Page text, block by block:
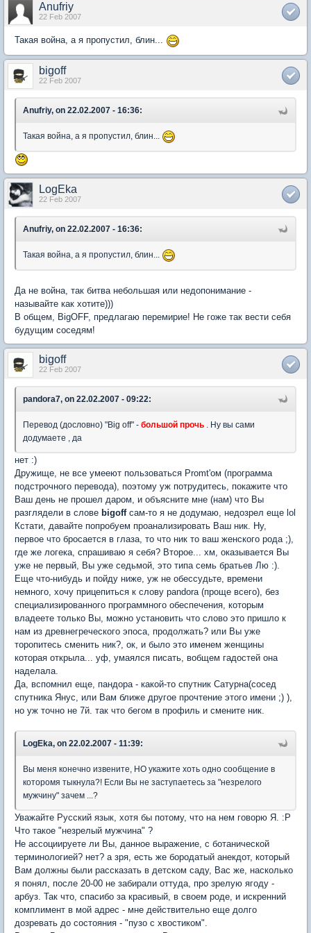
Anufriy
22 Feb 2007
Такая война, а я пропустил, блин...
bigoff
22 Feb 2007
Anufriy, on 22.02.2007 - 16:36:
Такая война, а я пропустил, блин...
LogEka
22 Feb 2007
Anufriy, on 22.02.2007 - 16:36:
Такая война, а я пропустил, блин...
Да не война, так битва небольшая или недопонимание -
называйте как хотите)))
В общем, BigOFF, предлагаю перемирие! Не гоже так вести себя
будущим соседям!
bigoff
22 Feb 2007
pandora7, on 22.02.2007 - 09:22:
Перевод (дословно) "Big off" - большой прочь
. Ну вы сами
додумаете , да
нет :)
Дружище, не все умееют пользоваться Promt'ом (программа
подстрочного перевода), поэтому уж потрудитесь, покажите что
Ваш день не прошел даром, и объясните мне (нам) что Вы
разглядели в слове bigoffсам-то я не додумаю, недозрел еще lol
Кстати, давайте попробуем проанализировать Ваш ник. Ну,
первое что бросается в глаза, то что ник то ваш женского рода ;),
где же логека, спрашиваю я себя? Второе... хм, оказывается Вы
уже не первый, Вы уже седьмой, это типа семь братьев Лю :).
Еще что-нибудь и пойду ниже, уж не обессудьте, времени
немного, хочу прицепиться к слову pandora (проще всего), без
специализированного программного обеспечения, которым
владеете только Вы, можно установить что слово это пришло к
нам из древнегреческого эпоса, продолжать? или Вы уже
торопитесь сменить ник?, ок, и было это именем женщины
которая открыла... уф, умаялся писать, вобщем гадостей она
наделала.
Да, вспомнил еще, пандора - какой-то спутник Сатурна(сосед
спутника Янус, или Вам ближе другое прочтение этого имени ;) ),
но уж точно не 7й. так что бегом в профиль и смените ник.
LogEka, on 22.02.2007 - 11:39:
Вы меня конечно извените, НО укажите хоть одно сообщение в
которомя тыкнула?! Если Вы не заступаетесь за "незрелого
мужчину" зачем ...?
Уважайте Русский язык, хотя бы потому, что на нем говорю Я. :P
Что такое "незрелый мужчина" ?
Не ассоциируете ли Вы, данное выражение, с ботанической
терминологией? нет? а зря, есть же бородатый анекдот, который
Вам должны были рассказать в детском саду, Вас же, насколько
я понял, после 20-00 не забирали оттуда, про зрелую ягоду -
арбуз. Так что, спасибо за красивый, в своем роде, и искренний
комплимент в мой адрес - мне действительно еще долго
дозревать до состояния - "пузо с хвостиком".